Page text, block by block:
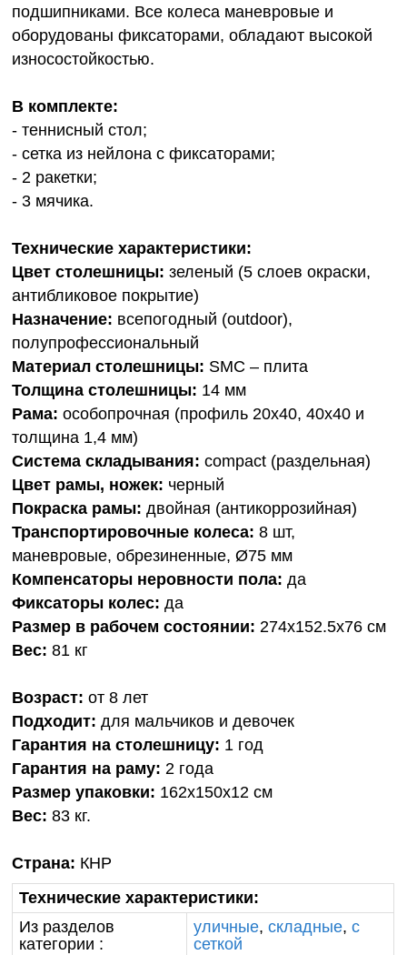
подшипниками. Все колеса маневровые и
оборудованы фиксаторами, обладают высокой
износостойкостью.
В комплекте:
- теннисный стол;
- сетка из нейлона с фиксаторами;
- 2 ракетки;
- 3 мячика.
Технические характеристики:
Цвет столешницы: зеленый (5 слоев окраски,
антибликовое покрытие)
Назначение: всепогодный (outdoor),
полупрофессиональный
Материал столешницы: SMC – плита
Толщина столешницы: 14 мм
Рама: особопрочная (профиль 20х40, 40х40 и
толщина 1,4 мм)
Система складывания: compact (раздельная)
Цвет рамы, ножек: черный
Покраска рамы: двойная (антикоррозийная)
Транспортировочные колеса: 8 шт,
маневровые, обрезиненные, Ø75 мм
Компенсаторы неровности пола: да
Фиксаторы колес: да
Размер в рабочем состоянии: 274x152.5x76 см
Вес: 81 кг
Возраст: от 8 лет
Подходит: для мальчиков и девочек
Гарантия на столешницу: 1 год
Гарантия на раму: 2 года
Размер упаковки: 162x150x12 см
Вес: 83 кг.
Страна: КНР
Технические характеристики:
Из разделов
категории :
уличные,складные,с
сеткой